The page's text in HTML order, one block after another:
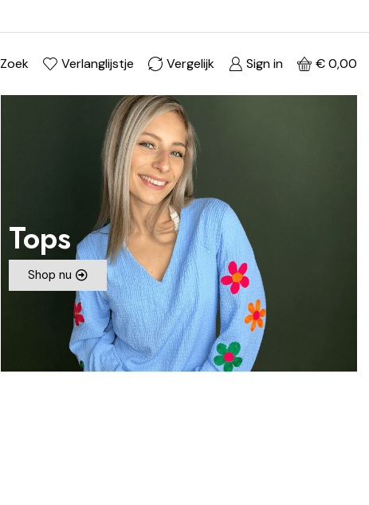
Zoek Verlanglijstje Vergelijk Sign in €0,00
Tops
Shop nu